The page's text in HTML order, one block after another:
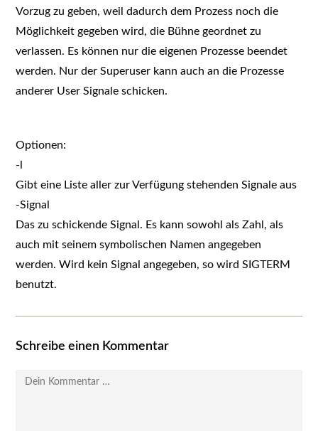
Vorzug zu geben, weil dadurch dem Prozess noch die
Möglichkeit gegeben wird, die Bühne geordnet zu
verlassen. Es können nur die eigenen Prozesse beendet
werden. Nur der Superuser kann auch an die Prozesse
anderer User Signale schicken.
Optionen:
-l
Gibt eine Liste aller zur Verfügung stehenden Signale aus
-Signal
Das zu schickende Signal. Es kann sowohl als Zahl, als
auch mit seinem symbolischen Namen angegeben
werden. Wird kein Signal angegeben, so wird SIGTERM
benutzt.
Schreibe einen Kommentar
Kommentar